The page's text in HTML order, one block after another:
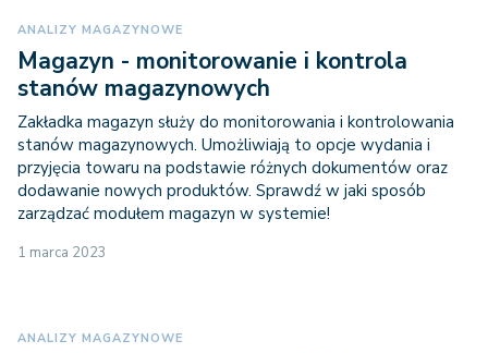
ANALIZY MAGAZYNOWE
Magazyn - monitorowanie i kontrola
stanów magazynowych
Zakładka magazyn służy do monitorowania i kontrolowania
stanów magazynowych. Umożliwiają to opcje wydania i
przyjęcia towaru na podstawie różnych dokumentów oraz
dodawanie nowych produktów. Sprawdź w jaki sposób
zarządzać modułem magazyn w systemie!
1 marca 2023
ANALIZY MAGAZYNOWE